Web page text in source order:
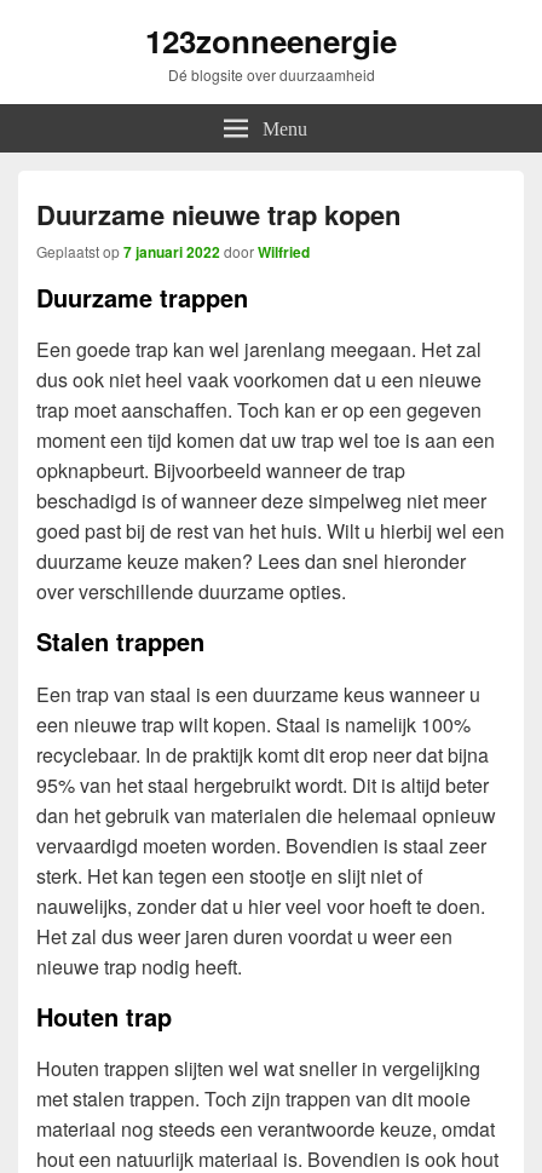
123zonneenergie
Dé blogsite over duurzaamheid
Menu
Duurzame nieuwe trap kopen
Geplaatst op7 januari 2022doorWilfried
Duurzame trappen
Een goede trap kan wel jarenlang meegaan. Het zal
dus ook niet heel vaak voorkomen dat u een nieuwe
trap moet aanschaffen. Toch kan er op een gegeven
moment een tijd komen dat uw trap wel toe is aan een
opknapbeurt. Bijvoorbeeld wanneer de trap
beschadigd is of wanneer deze simpelweg niet meer
goed past bij de rest van het huis. Wilt u hierbij wel een
duurzame keuze maken? Lees dan snel hieronder
over verschillende duurzame opties.
Stalen trappen
Een trap van staal is een duurzame keus wanneer u
een nieuwe trap wilt kopen. Staal is namelijk 100%
recyclebaar. In de praktijk komt dit erop neer dat bijna
95% van het staal hergebruikt wordt. Dit is altijd beter
dan het gebruik van materialen die helemaal opnieuw
vervaardigd moeten worden. Bovendien is staal zeer
sterk. Het kan tegen een stootje en slijt niet of
nauwelijks, zonder dat u hier veel voor hoeft te doen.
Het zal dus weer jaren duren voordat u weer een
nieuwe trap nodig heeft.
Houten trap
Houten trappen slijten wel wat sneller in vergelijking
met stalen trappen. Toch zijn trappen van dit mooie
materiaal nog steeds een verantwoorde keuze, omdat
hout een natuurlijk materiaal is. Bovendien is ook hout